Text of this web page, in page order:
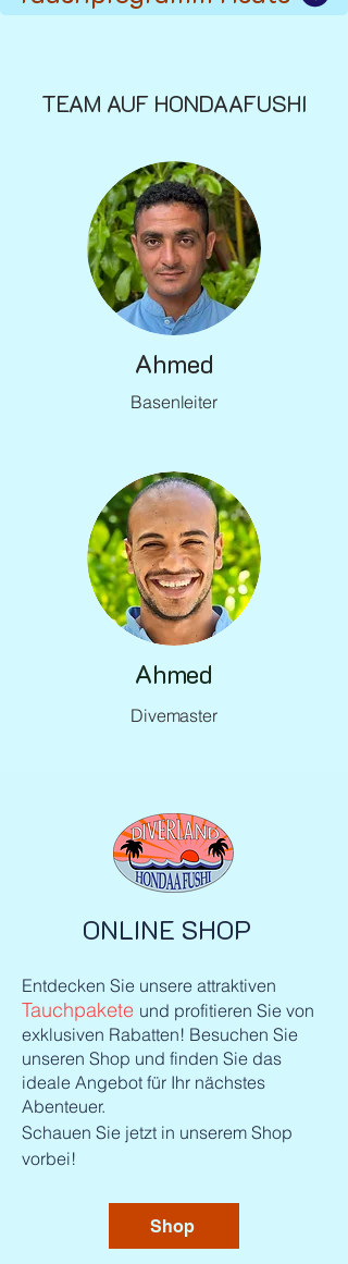
TEAM AUF HONDAAFUSHI
Ahmed
Basenleiter
Ahmed
Divemaster
ONLINE SHOP
Entdecken Sie unsere attraktiven
Tauchpakete und profitieren Sie von
exklusiven Rabatten! Besuchen Sie
unseren Shop und finden Sie das
ideale Angebot für Ihr nächstes
Abenteuer.
Schauen Sie jetzt in unserem Shop
vorbei!
Shop